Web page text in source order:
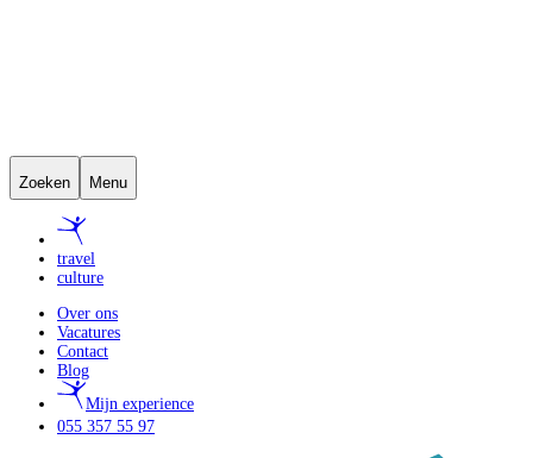
Zoeken Menu
travel
culture
Over ons
Vacatures
Contact
Blog
Mijn experience
055 357 55 97